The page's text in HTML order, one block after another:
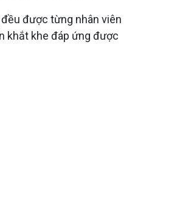
được từng nhân viên
khắt khe đáp ứng được